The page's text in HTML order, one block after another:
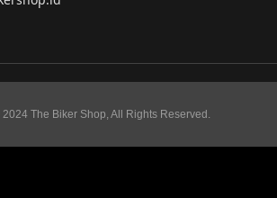
The Biker Shop, All Rights Reserved.